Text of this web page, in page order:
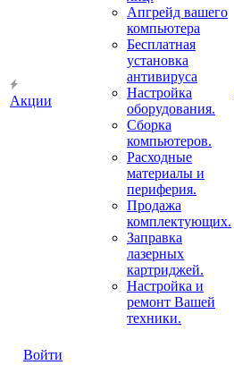
Акции
Апгрейд вашего
компьютера
Бесплатная
установка
антивируса
Настройка
оборудования.
Сборка
компьютеров.
Расходные
материалы и
периферия.
Продажа
комплектующих.
Заправка
лазерных
картриджей.
Настройка и
ремонт Вашей
техники.
Войти